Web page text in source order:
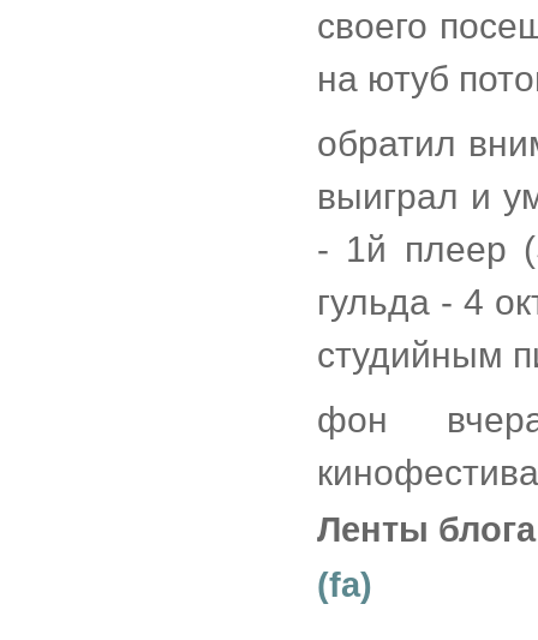
своего
на ютуб
обратил
выиграл и
- 1й плеер
гульда - 4
студийным
фон
Ленты
(fa)